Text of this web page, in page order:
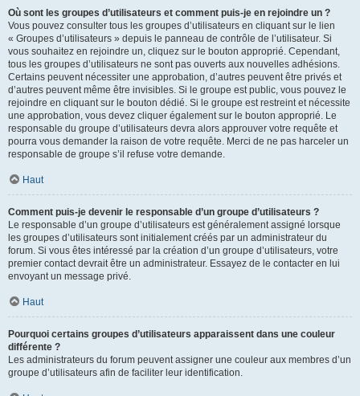
Où sont les groupes d’utilisateurs et comment puis-je en rejoindre un ?
Vous pouvez consulter tous les groupes d’utilisateurs en cliquant sur le lien
« Groupes d’utilisateurs » depuis le panneau de contrôle de l’utilisateur. Si
vous souhaitez en rejoindre un, cliquez sur le bouton approprié. Cependant,
tous les groupes d’utilisateurs ne sont pas ouverts aux nouvelles adhésions.
Certains peuvent nécessiter une approbation, d’autres peuvent être privés et
d’autres peuvent même être invisibles. Si le groupe est public, vous pouvez le
rejoindre en cliquant sur le bouton dédié. Si le groupe est restreint et nécessite
une approbation, vous devez cliquer également sur le bouton approprié. Le
responsable du groupe d’utilisateurs devra alors approuver votre requête et
pourra vous demander la raison de votre requête. Merci de ne pas harceler un
responsable de groupe s’il refuse votre demande.
Haut
Comment puis-je devenir le responsable d’un groupe d’utilisateurs ?
Le responsable d’un groupe d’utilisateurs est généralement assigné lorsque
les groupes d’utilisateurs sont initialement créés par un administrateur du
forum. Si vous êtes intéressé par la création d’un groupe d’utilisateurs, votre
premier contact devrait être un administrateur. Essayez de le contacter en lui
envoyant un message privé.
Haut
Pourquoi certains groupes d’utilisateurs apparaissent dans une couleur
différente ?
Les administrateurs du forum peuvent assigner une couleur aux membres d’un
groupe d’utilisateurs afin de faciliter leur identification.